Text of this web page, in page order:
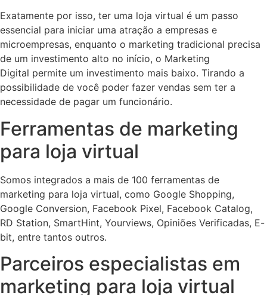
Exatamente por isso, ter uma loja virtual é um passo
essencial para iniciar uma atração a empresas e
microempresas, enquanto o marketing tradicional precisa
de um investimento alto no início, o Marketing
Digital permite um investimento mais baixo. Tirando a
possibilidade de você poder fazer vendas sem ter a
necessidade de pagar um funcionário.
Ferramentas de marketing
para loja virtual
Somos integrados a mais de 100 ferramentas de
marketing para loja virtual, como Google Shopping,
Google Conversion, Facebook Pixel, Facebook Catalog,
RD Station, SmartHint, Yourviews, Opiniões Verificadas, E-
bit, entre tantos outros.
Parceiros especialistas em
marketing para loja virtual